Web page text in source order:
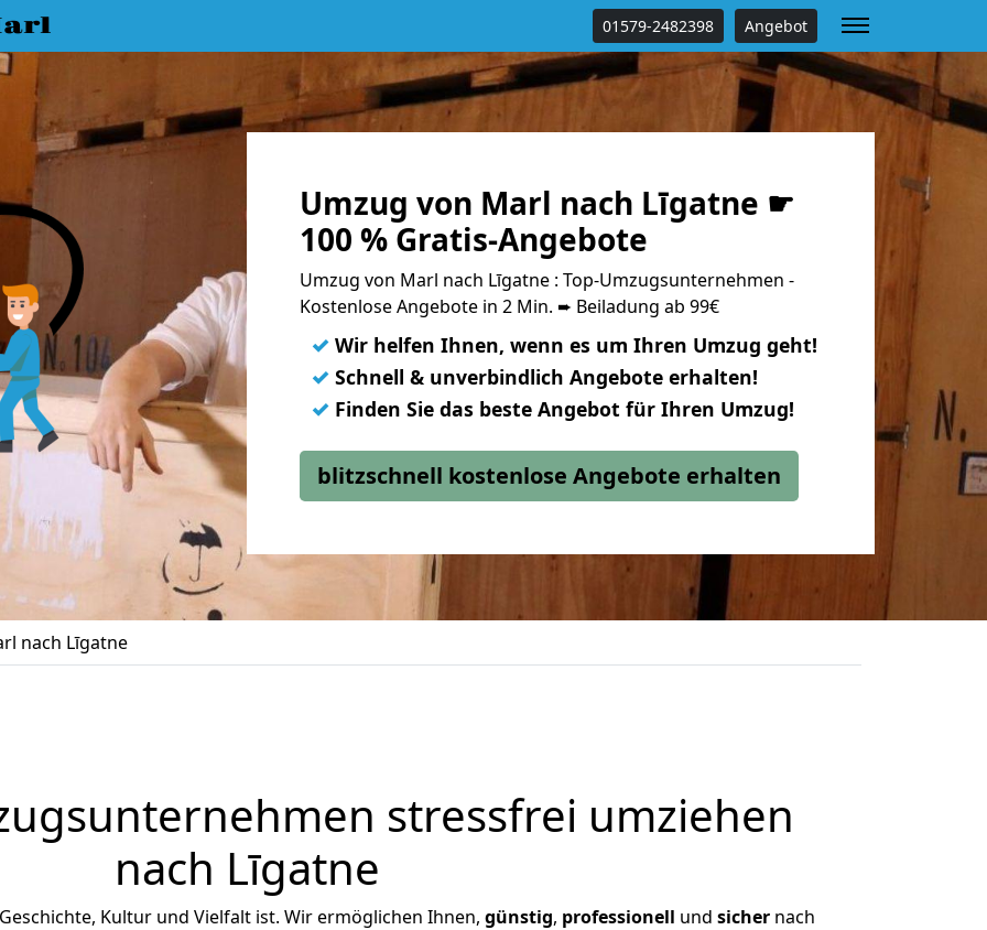
01579-2482398 Angebot
Umzug von Marl nach Līgatne ☛
100 % Gratis-Angebote
Umzug von Marl nach Līgatne : Top-Umzugsunternehmen -
Kostenlose Angebote in 2 Min. ➨ Beiladung ab 99€
✓ Wir helfen Ihnen, wenn es um Ihren Umzug geht!
✓ Schnell & unverbindlich Angebote erhalten!
✓ Finden Sie das beste Angebot für Ihren Umzug!
blitzschnell kostenlose Angebote erhalten
nach Līgatne
stressfrei umziehen
nach Līgatne
Kultur und Vielfalt ist. Wir ermöglichen Ihnen, günstig, professionell und sicher nach